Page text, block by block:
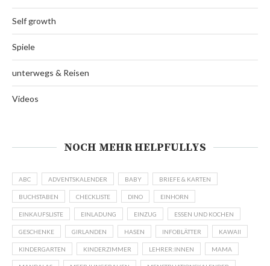
Self growth
Spiele
unterwegs & Reisen
Videos
NOCH MEHR HELPFULLYS
ABC ADVENTSKALENDER BABY BRIEFE & KARTEN
BUCHSTABEN CHECKLISTE DINO EINHORN
EINKAUFSLISTE EINLADUNG EINZUG ESSEN UND KOCHEN
GESCHENKE GIRLANDEN HASEN INFOBLÄTTER KAWAII
KINDERGARTEN KINDERZIMMER LEHRER:INNEN MAMA